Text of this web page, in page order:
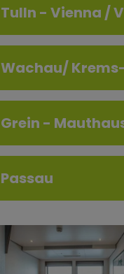
Tulln - Vienna /
Wachau/
Grein -
Passau